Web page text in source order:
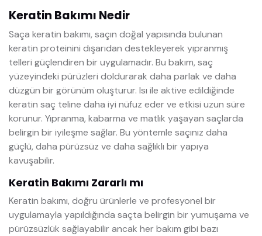
Keratin Bakımı Nedir
Saça keratin bakımı, saçın doğal yapısında bulunan
keratin proteinini dışarıdan destekleyerek yıpranmış
telleri güçlendiren bir uygulamadır. Bu bakım, saç
yüzeyindeki pürüzleri doldurarak daha parlak ve daha
düzgün bir görünüm oluşturur. Isı ile aktive edildiğinde
keratin saç teline daha iyi nüfuz eder ve etkisi uzun süre
korunur. Yıpranma, kabarma ve matlık yaşayan saçlarda
belirgin bir iyileşme sağlar. Bu yöntemle saçınız daha
güçlü, daha pürüzsüz ve daha sağlıklı bir yapıya
kavuşabilir.
Keratin Bakımı Zararlı mı
Keratin bakımı, doğru ürünlerle ve profesyonel bir
uygulamayla yapıldığında saçta belirgin bir yumuşama ve
pürüzsüzlük sağlayabilir ancak her bakım gibi bazı